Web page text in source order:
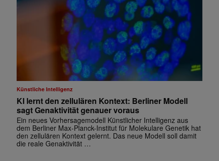
Künstliche Intelligenz
KI lernt den zellulären Kontext: Berliner Modell
sagt Genaktivität genauer voraus
Ein neues Vorhersagemodell Künstlicher Intelligenz aus
dem Berliner Max-Planck-Institut für Molekulare Genetik hat
den zellulären Kontext gelernt. Das neue Modell soll damit
die reale Genaktivität …